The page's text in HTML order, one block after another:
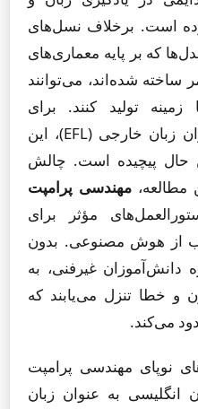
است. برخلاف نسل‌های
که بر پایه معماری‌های
ساخته شده‌اند، می‌توانند
تولید کنند. برای
زبان‌آموزان انگلیسی به عنوان زبان خارجی (EFL)، این
حال پیچیده است. چالش
مهندسی پرامپت
مؤثر برای
از هوش مصنوعی. بدون
دانش‌آموزان غیرفنی، به
و خطا تنزل می‌یابند که
می‌کند.
نوپای مهندسی پرامپت
انگلیسی به عنوان زبان